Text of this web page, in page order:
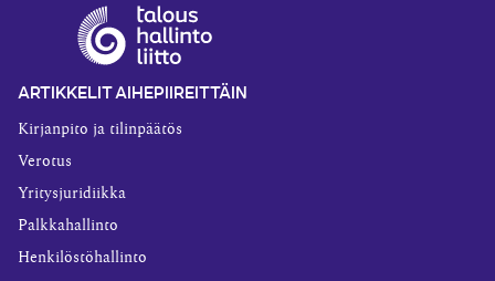
ARTIKKELIT AIHEPIIREITTÄIN
Kirjanpito ja tilinpäätös
Verotus
Yritysjuridiikka
Palkkahallinto
Henkilöstöhallinto